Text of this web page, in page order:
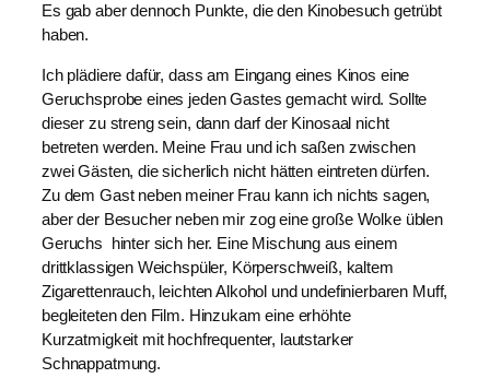
Es gab aber dennoch Punkte, die den Kinobesuch getrübt
haben.
Ich plädiere dafür, dass am Eingang eines Kinos eine
Geruchsprobe eines jeden Gastes gemacht wird. Sollte
dieser zu streng sein, dann darf der Kinosaal nicht
betreten werden. Meine Frau und ich saßen zwischen
zwei Gästen, die sicherlich nicht hätten eintreten dürfen.
Zu dem Gast neben meiner Frau kann ich nichts sagen,
aber der Besucher neben mir zog eine große Wolke üblen
Geruchs hinter sich her. Eine Mischung aus einem
drittklassigen Weichspüler, Körperschweiß, kaltem
Zigarettenrauch, leichten Alkohol und undefinierbaren Muff,
begleiteten den Film. Hinzukam eine erhöhte
Kurzatmigkeit mit hochfrequenter, lautstarker
Schnappatmung.